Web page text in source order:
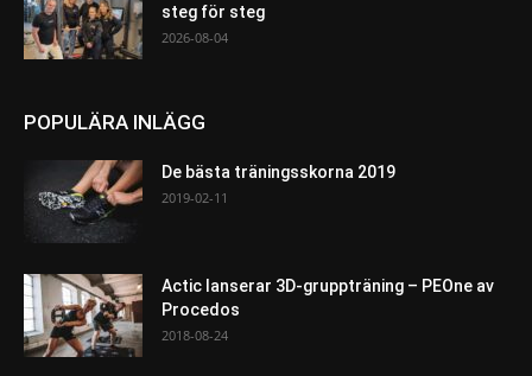
steg för steg
2026-08-04
POPULÄRA INLÄGG
De bästa träningsskorna 2019
2019-02-11
Actic lanserar 3D-gruppträning – PEOne av
Procedos
2018-08-24